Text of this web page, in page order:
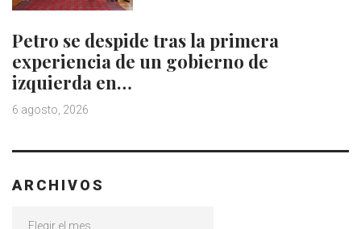
Petro se despide tras la primera
experiencia de un gobierno de
izquierda en…
6 agosto, 2026
ARCHIVOS